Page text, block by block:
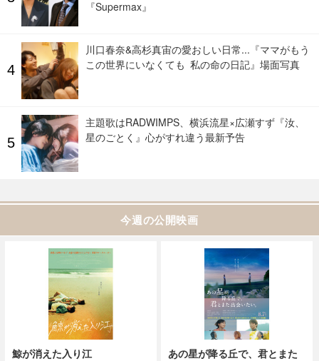
『Supermax』
川口春奈&高杉真宙の愛おしい日常...『ママがもう
この世界にいなくても 私の命の日記』場面写真
主題歌はRADWIMPS、横浜流星×広瀬すず『汝、
星のごとく』心がすれ違う最新予告
今週の公開映画
鯨が消えた入り江
あの星が降る丘で、君とまた